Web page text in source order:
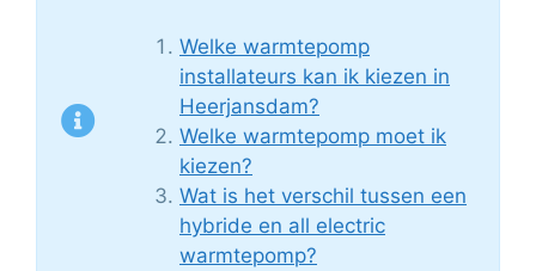
Welke warmtepomp
installateurs kan ik kiezen in
Heerjansdam?
Welke warmtepomp moet ik
kiezen?
Wat is het verschil tussen een
hybride en all electric
warmtepomp?